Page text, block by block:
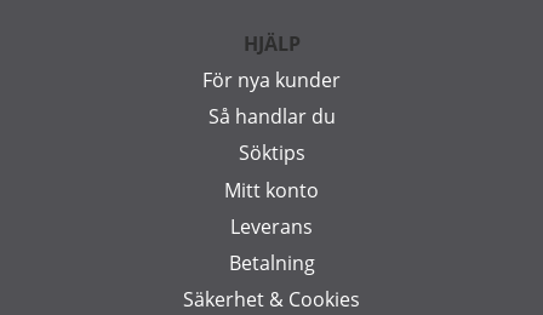
HJÄLP
För nya kunder
Så handlar du
Söktips
Mitt konto
Leverans
Betalning
Säkerhet & Cookies